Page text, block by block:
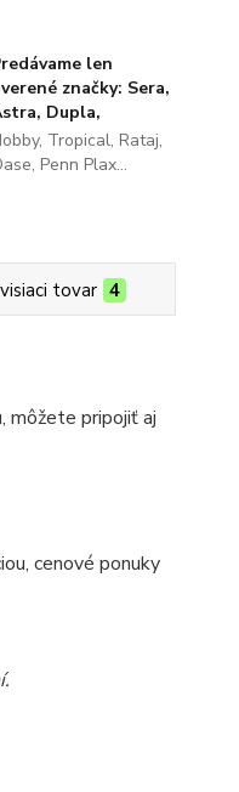
len
značky: Sera,
Dupla,
Tropical, Rataj,
Penn Plax...
tovar 4
môžete pripojiť aj
cenové ponuky